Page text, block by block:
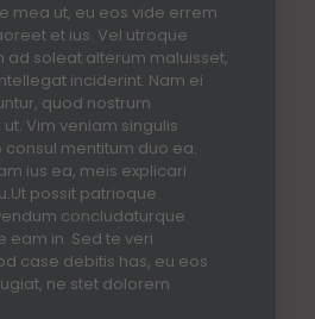
mea ut, eu eos vide errem
et ius. Vel utroque
ad soleat alterum maluisset,
inciderint. Nam ei
quod nostrum
Vim veniam singulis
consul mentitum duo ea.
ius ea, meis explicari
possit patrioque
concludaturque
eam in. Sed te veri
case debitis has, eu eos
ne stet dolorem